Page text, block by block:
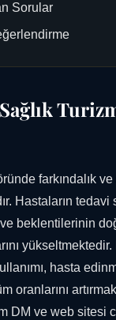
Sorular
farkındalık
Hastaların
beklentilerinin
hasta
oranlarını
DM ve web sitesi